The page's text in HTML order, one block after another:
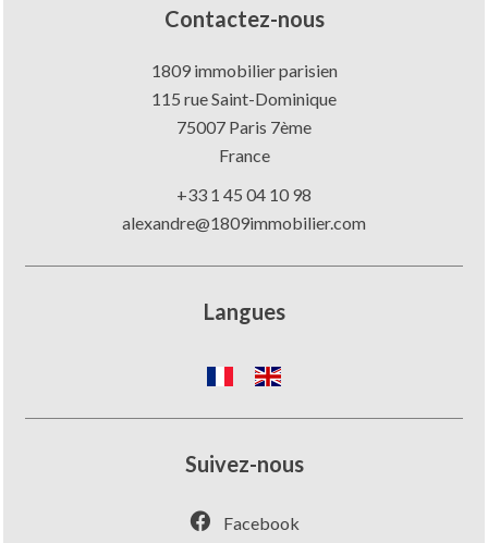
Contactez-nous
1809 immobilier parisien
115 rue Saint-Dominique
75007 Paris 7ème
France
+33 1 45 04 10 98
alexandre@1809immobilier.com
Langues
Suivez-nous
Facebook